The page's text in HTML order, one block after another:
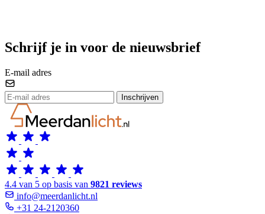
Schrijf je in voor de nieuwsbrief
E-mail adres
Inschrijven
4.4 van 5 op basis van 9821 reviews
info@meerdanlicht.nl
+31 24-2120360